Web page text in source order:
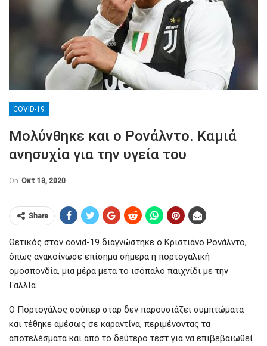
COVID-19
Μολύνθηκε και ο Ρονάλντο. Καμιά
ανησυχία για την υγεία του
On Οκτ 13, 2020
Share
Θετικός στον covid-19 διαγνώστηκε ο Κριστιάνο Ρονάλντο,
όπως ανακοίνωσε επίσημα σήμερα η πορτογαλική
ομοσπονδία, μια μέρα μετα το ισόπαλο παιχνίδι με την
Γαλλία.
Ο Πορτογάλος σούπερ σταρ δεν παρουσιάζει συμπτώματα
και τέθηκε αμέσως σε καραντίνα, περιμένοντας τα
αποτελέσματα και από το δεύτερο τεστ για να επιβεβαιωθεί